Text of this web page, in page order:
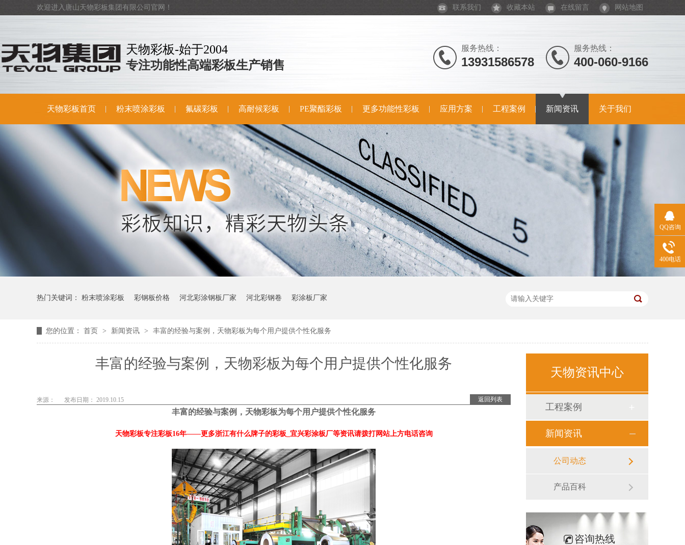
联系我们 收藏本站 在线留言 网站地图
欢迎进入唐山天物彩板集团有限公司官网！
天物彩板-始于2004
专注功能性高端彩板生产销售
服务热线：
400-060-9166
服务热线：
13931586578
天物彩板首页 粉末喷涂彩板 氟碳彩板 高耐候彩板 PE聚酯彩板 更多功能性彩板 应用方案 工程案例 新闻资讯 关于我们
热门关键词： 粉末喷涂彩板 彩钢板价格 河北彩涂钢板厂家 河北彩钢卷 彩涂板厂家
您的位置： 首页 > 新闻资讯 > 丰富的经验与案例，天物彩板为每个用户提供个性化服务
丰富的经验与案例，天物彩板为每个用户提供个性化服务
返回列表
来源： 发布日期： 2019.10.15
丰富的经验与案例，天物彩板为每个用户提供个性化服务
天物彩板专注彩板16年——更多浙江有什么牌子的彩板_宜兴彩涂板厂等资讯请拨打网站上方电话咨询
天物资讯中心
工程案例
新闻资讯
公司动态
产品百科
咨询热线
QQ咨询
400电话